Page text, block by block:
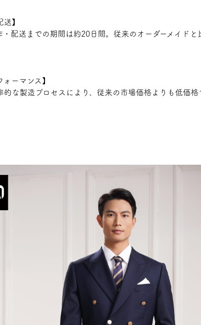
】
・配送までの期間は約20日間。従来のオーダーメイド
ーマンス】
的な製造プロセスにより、従来の市場価格よりも低価格